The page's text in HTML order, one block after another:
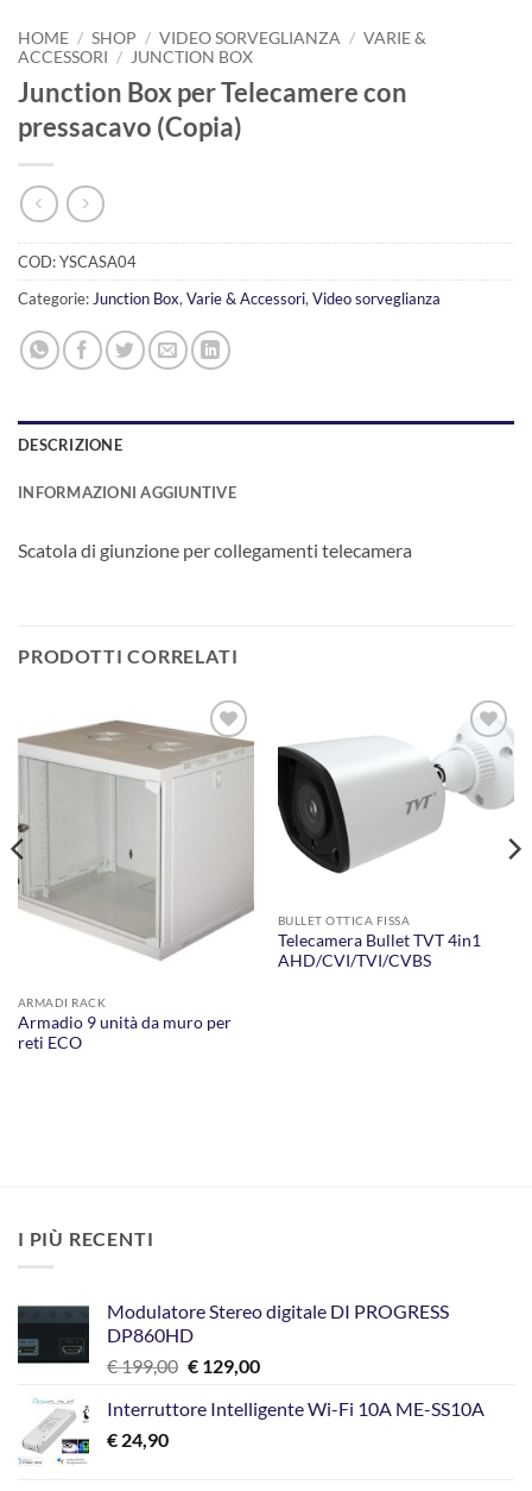
HOME / SHOP / VIDEO SORVEGLIANZA / VARIE &
ACCESSORI / JUNCTION BOX
Junction Box per Telecamere con
pressacavo (Copia)
COD:YSCASA04
Categorie: Junction Box, Varie & Accessori, Video sorveglianza
DESCRIZIONE
INFORMAZIONI AGGIUNTIVE
Scatola di giunzione per collegamenti telecamera
PRODOTTI CORRELATI
AGGIUNGI
ALLA
ARMADI RACK
Armadio 9 unità da muro per
reti ECO
AGGIUNGI
ALLA
LISTA DEI
DESIDERI
BULLET OTTICA FISSA
Telecamera Bullet TVT 4in1
AHD/CVI/TVI/CVBS
I PIÙ RECENTI
Modulatore Stereo digitale DI PROGRESS
DP860HD
€199,00 Il
originale
€129,00Il
attuale
Interruttore Intelligente Wi-Fi 10A ME-SS10A
€ 24,90